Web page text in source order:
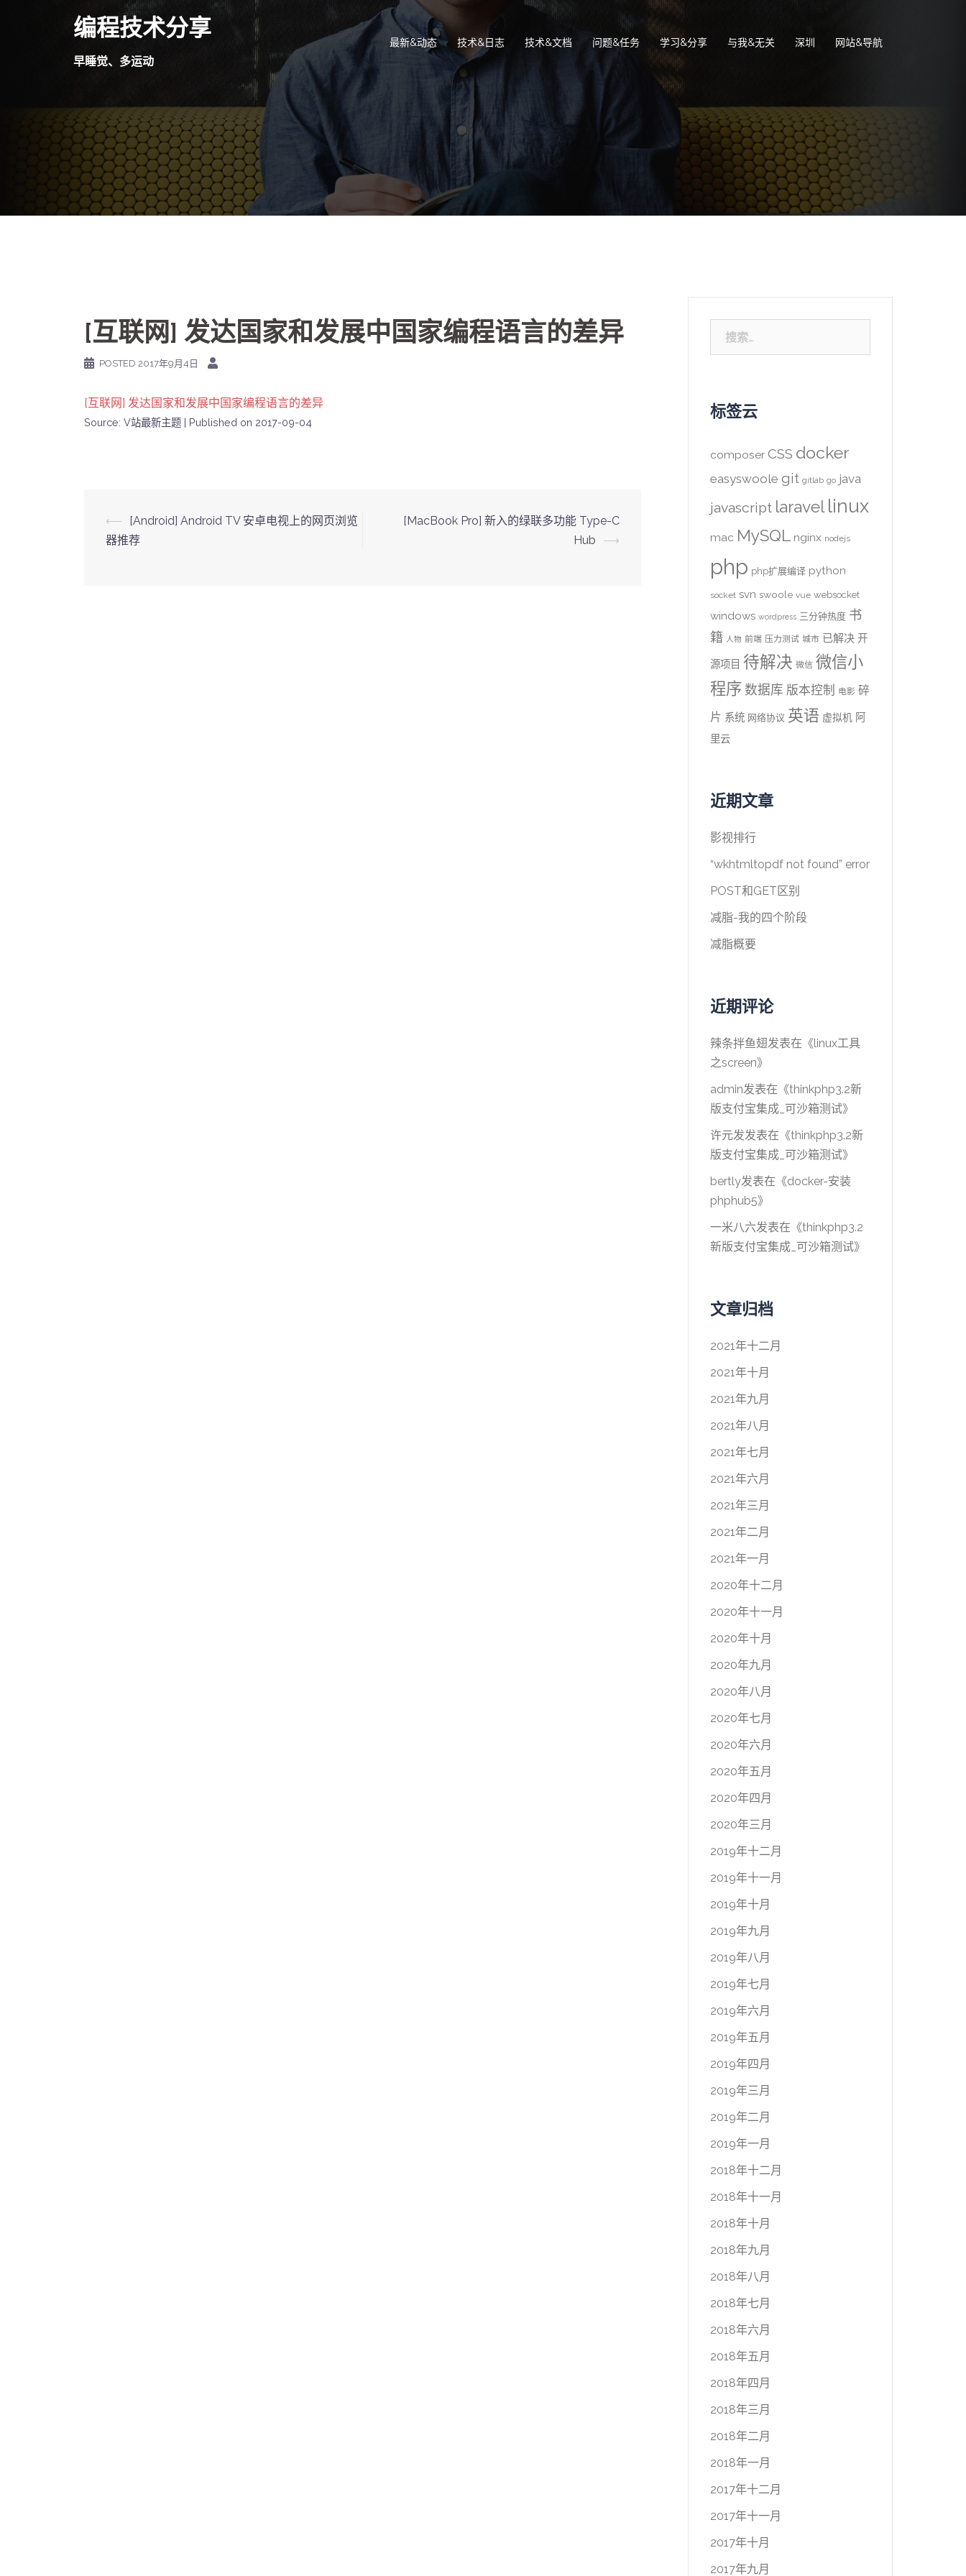
编程技术分享
早睡觉、多运动
最新&动态 技术&日志 技术&文档 问题&任务 学习&分享 与我&无关 深圳 网站&导航
[互联网] 发达国家和发展中国家编程语言的差异
POSTED 2017年9月4日
[互联网] 发达国家和发展中国家编程语言的差异
Source: V站最新主题 Published on 2017-09-04
Post
⟵
[Android] Android TV 安卓电视上的网页浏览
器推荐
[MacBook Pro] 新入的绿联多功能 Type-C
Hub
⟶
索：
标签云
composer CSS docker
easyswoole git gitlab go java
javascript laravel linux
mac MySQL nginx nodejs
php php扩展编译 python
socket svn swoole vue websocket
windows wordpress 三分钟热度 书
籍 人物 前端 压力测试 城市 已解决 开
源项目 待解决 微信 微信小
程序 数据库 版本控制 电影 碎
片 系统 网络协议 英语 虚拟机 阿
里云
近期文章
影视排行
“wkhtmltopdf not found” error
POST和GET区别
减脂-我的四个阶段
减脂概要
近期评论
辣条拌鱼翅发表在《linux工具
之screen》
admin发表在《thinkphp3.2新
版支付宝集成_可沙箱测试》
许元发发表在《thinkphp3.2新
版支付宝集成_可沙箱测试》
bertly发表在《docker-安装
phphub5》
一米八六发表在《thinkphp3.2
新版支付宝集成_可沙箱测试》
文章归档
2021年十二月
2021年十月
2021年九月
2021年八月
2021年七月
2021年六月
2021年三月
2021年二月
2021年一月
2020年十二月
2020年十一月
2020年十月
2020年九月
2020年八月
2020年七月
2020年六月
2020年五月
2020年四月
2020年三月
2019年十二月
2019年十一月
2019年十月
2019年九月
2019年八月
2019年七月
2019年六月
2019年五月
2019年四月
2019年三月
2019年二月
2019年一月
2018年十二月
2018年十一月
2018年十月
2018年九月
2018年八月
2018年七月
2018年六月
2018年五月
2018年四月
2018年三月
2018年二月
2018年一月
2017年十二月
2017年十一月
2017年十月
2017年九月